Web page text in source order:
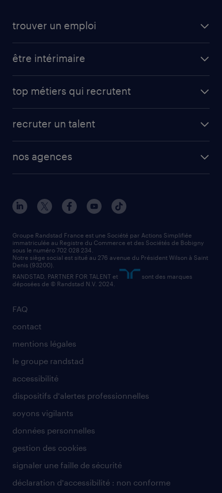
trouver un emploi
créer un compte candidat
être intérimaire
app talent / portail web
top métiers qui recrutent
manutentionnaire
assistant administratif
comptable
recruter un talent
solutions opérationnelles
contact entreprise
faq intérim / recrutement
nos agences
nos agences par ville
nos agences par région
nos cabinets de recrutement
FAQ
contact
mentions légales
le groupe randstad
accessibilité
dispositifs d'alertes professionnelles
soyons vigilants
données personnelles
gestion des cookies
signaler une faille de sécurité
déclaration d'accessibilité : non conforme
Groupe Randstad France est une Société par Actions Simplifiée
immatriculée au Registre du Commerce et des Sociétés de Bobigny
sous le numéro 702 028 234.
Notre siège social est situé au 276 avenue du Président Wilson à Saint
Denis (93200).
RANDSTAD, PARTNER FOR TALENT et
sont des marques
déposées de © Randstad N.V. 2024.